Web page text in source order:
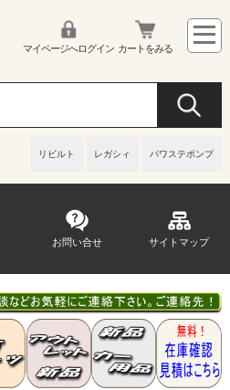
リビルト レガシィ パワステポンプ
マイページへログイン カートをみる
お問い合せ サイトマップ